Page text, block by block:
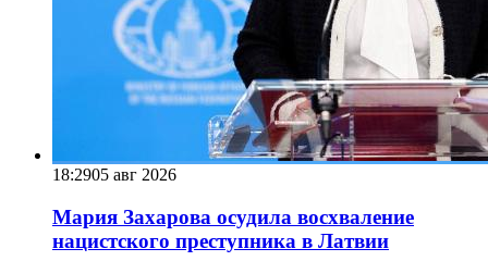
18:2905 авг 2026
Мария Захарова осудила восхваление
нацистского преступника в Латвии